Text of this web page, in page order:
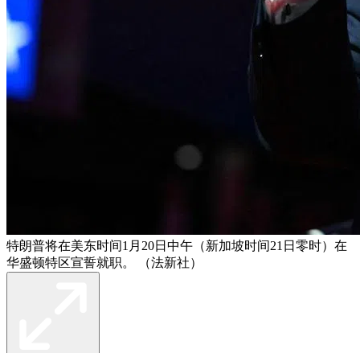
特朗普将在美东时间1月20日中午（新加坡时间21日零时）在
华盛顿特区宣誓就职。 （法新社）